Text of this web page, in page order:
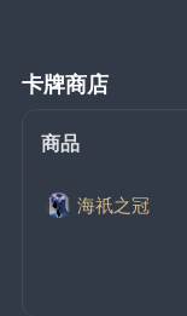
卡牌商店
商品
海祇之冠